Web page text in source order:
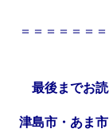
＝＝＝＝＝＝
最後までお
津島市・あま